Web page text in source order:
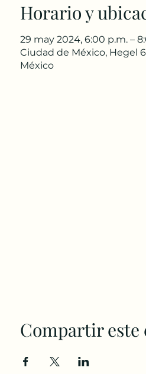
Horario y
29 may 2024, 6:00 p.m. –
Ciudad de México, Hegel
México
Compartir este